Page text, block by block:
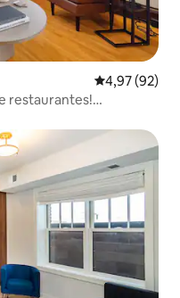
4,97 de uma
4,97 (92)
restaurantes!